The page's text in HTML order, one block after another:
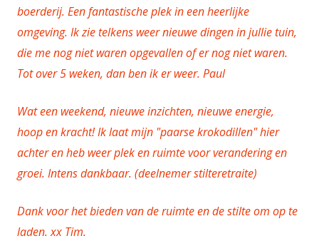
boerderij. Een fantastische plek in een heerlijke
omgeving. Ik zie telkens weer nieuwe dingen in jullie tuin,
die me nog niet waren opgevallen of er nog niet waren.
Tot over 5 weken, dan ben ik er weer. Paul
Wat een weekend, nieuwe inzichten, nieuwe energie,
hoop en kracht! Ik laat mijn "paarse krokodillen" hier
achter en heb weer plek en ruimte voor verandering en
groei. Intens dankbaar. (deelnemer stilteretraite)
Dank voor het bieden van de ruimte en de stilte om op te
laden. xx Tim.